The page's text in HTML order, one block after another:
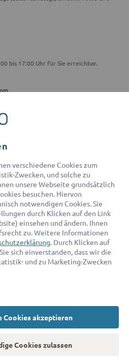
bis 17:00 Uhr für Sie erreichbar.
den passenden Rechtsanwalt finden
verschiedene Cookies zum
Zwecken, und solche zu
unsere Webseite grundsätzlich
besuchen. Hiervon
notwendigen Cookies. Sie
durch Klicken auf den Link
einsehen und ändern. Ihnen
zu. Weitere Informationen
. Durch Klicken auf
sich einverstanden, dass wir die
und zu Marketing-Zwecken
Cookies akzeptieren
Cookies zulassen